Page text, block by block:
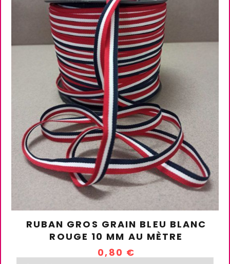
RUBAN GROS GRAIN BLEU BLANC
ROUGE 10 MM AU MÈTRE
0,80 €